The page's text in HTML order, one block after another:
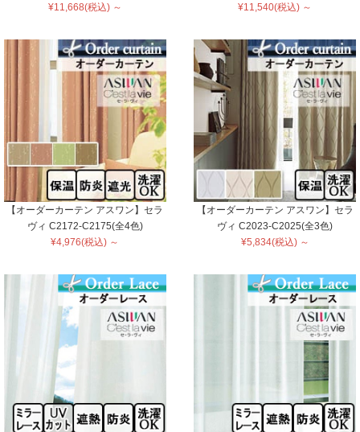
¥11,668(税込) ～
¥11,540(税込) ～
【オーダーカーテン アスワン】セラ
ヴィ C2172-C2175(全4色)
¥4,976(税込) ～
【オーダーカーテン アスワン】セラ
ヴィ C2023-C2025(全3色)
¥5,834(税込) ～